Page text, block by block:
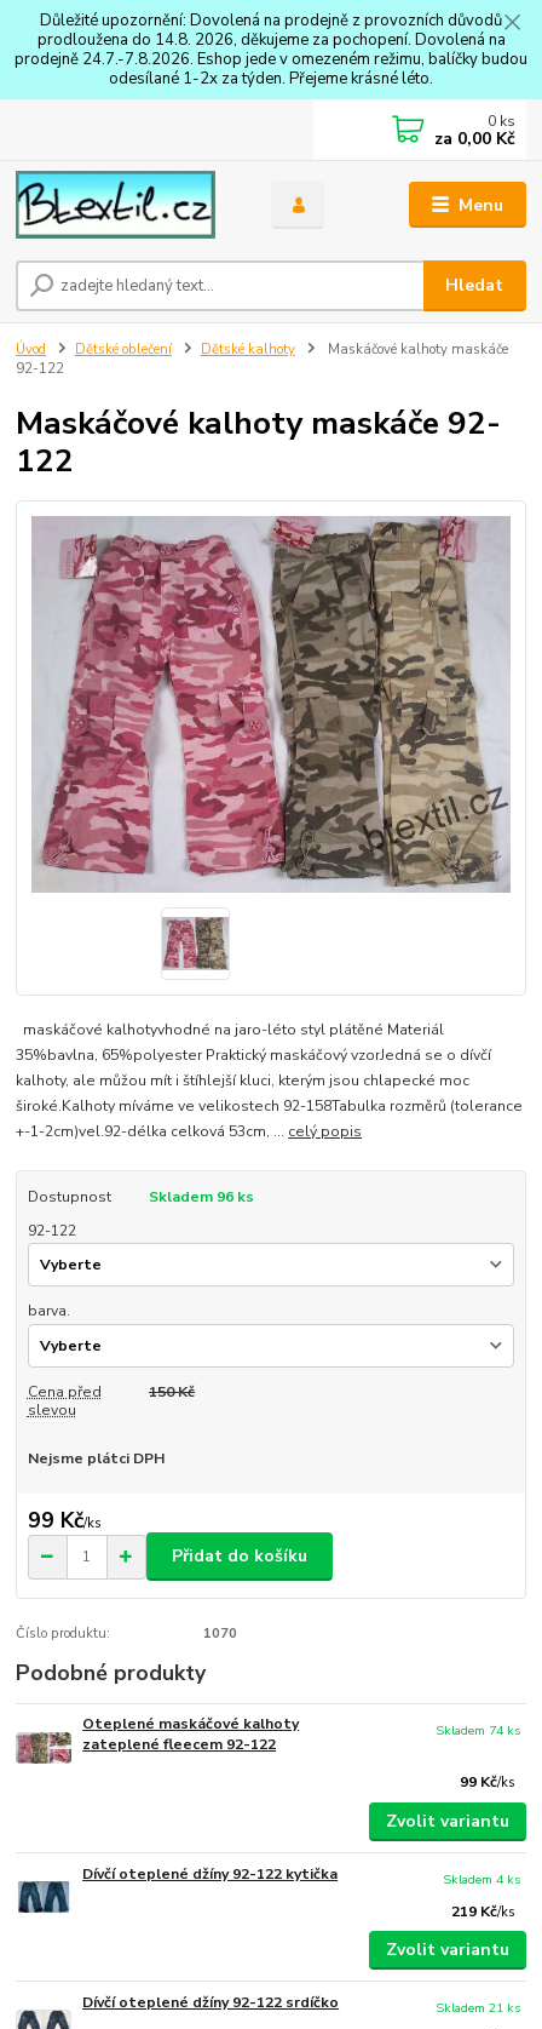
Důležité upozornění: Dovolená na prodejně z provozních důvodů
prodloužena do 14.8. 2026, děkujeme za pochopení. Dovolená na
prodejně 24.7.-7.8.2026. Eshop jede v omezeném režimu, balíčky budou
odesílané 1-2x za týden. Přejeme krásné léto.
Menu
Hledat
0 ks
za 0,00 Kč
Úvod Dětské oblečení Dětské kalhoty
Maskáčové kalhoty maskáče
92-122
Maskáčové kalhoty maskáče 92-
122
maskáčové kalhotyvhodné na jaro-léto styl plátěné Materiál
35%bavlna, 65%polyester Praktický maskáčový vzorJedná se o dívčí
kalhoty, ale můžou mít i štíhlejší kluci, kterým jsou chlapecké moc
široké.Kalhoty míváme ve velikostech 92-158Tabulka rozměrů (tolerance
+-1-2cm)vel.92-délka celková 53cm, ... celý popis
Dostupnost
Skladem 96 ks
92-122
barva.
Cena před
slevou
150 Kč
Nejsme plátci DPH
99 Kč/ks
Přidat do košíku
Číslo produktu: 1070
Podobné produkty
Oteplené maskáčové kalhoty
zateplené fleecem 92-122
99 Kč/ks
Skladem 74 ks
Zvolit variantu
Dívčí oteplené džíny 92-122 kytička
219 Kč/ks
Skladem 4 ks
Zvolit variantu
Dívčí oteplené džíny 92-122 srdíčko
Skladem 21 ks